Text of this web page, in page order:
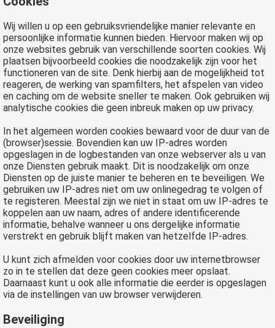
Wij willen u op een gebruiksvriendelijke manier relevante en
persoonlijke informatie kunnen bieden. Hiervoor maken wij op
onze websites gebruik van verschillende soorten cookies. Wij
plaatsen bijvoorbeeld cookies die noodzakelijk zijn voor het
functioneren van de site. Denk hierbij aan de mogelijkheid tot
reageren, de werking van spamfilters, het afspelen van video
en caching om de website sneller te maken. Ook gebruiken wij
analytische cookies die geen inbreuk maken op uw privacy.
In het algemeen worden cookies bewaard voor de duur van de
(browser)sessie. Bovendien kan uw IP-adres worden
opgeslagen in de logbestanden van onze webserver als u van
onze Diensten gebruik maakt. Dit is noodzakelijk om onze
Diensten op de juiste manier te beheren en te beveiligen. We
gebruiken uw IP-adres niet om uw onlinegedrag te volgen of
te registeren. Meestal zijn we niet in staat om uw IP-adres te
koppelen aan uw naam, adres of andere identificerende
informatie, behalve wanneer u ons dergelijke informatie
verstrekt en gebruik blijft maken van hetzelfde IP-adres.
U kunt zich afmelden voor cookies door uw internetbrowser
zo in te stellen dat deze geen cookies meer opslaat.
Daarnaast kunt u ook alle informatie die eerder is opgeslagen
via de instellingen van uw browser verwijderen.
Beveiliging